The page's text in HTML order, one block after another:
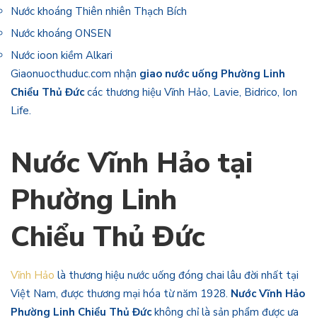
Nước khoáng Thiên nhiên Thạch Bích
Nước khoáng ONSEN
Nước ioon kiềm Alkari
Giaonuocthuduc.com nhận giao nước uống Phường Linh
Chiểu Thủ Đức các thương hiệu Vĩnh Hảo, Lavie, Bidrico, Ion
Life.
Nước Vĩnh Hảo tại
Phường Linh
Chiểu Thủ Đức
Vĩnh Hảo là thương hiệu nước uống đóng chai lâu đời nhất tại
Việt Nam, được thương mại hóa từ năm 1928. Nước Vĩnh Hảo
Phường Linh Chiểu Thủ Đức không chỉ là sản phẩm được ưa